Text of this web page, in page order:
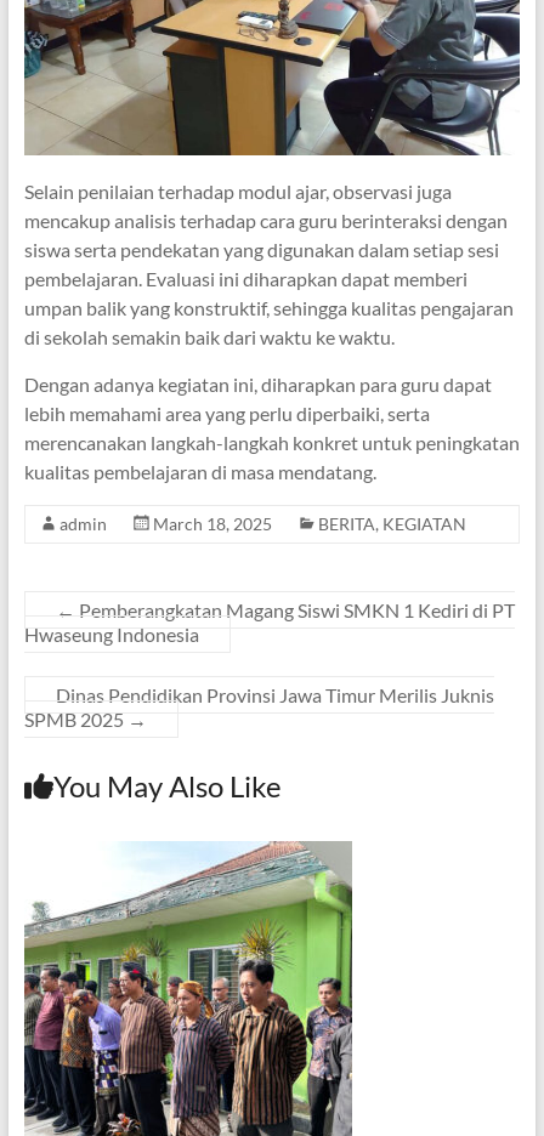
Selain penilaian terhadap modul ajar, observasi juga
mencakup analisis terhadap cara guru berinteraksi dengan
siswa serta pendekatan yang digunakan dalam setiap sesi
pembelajaran. Evaluasi ini diharapkan dapat memberi
umpan balik yang konstruktif, sehingga kualitas pengajaran
di sekolah semakin baik dari waktu ke waktu.
Dengan adanya kegiatan ini, diharapkan para guru dapat
lebih memahami area yang perlu diperbaiki, serta
merencanakan langkah-langkah konkret untuk peningkatan
kualitas pembelajaran di masa mendatang.
admin March 18, 2025 BERITA, KEGIATAN
← Pemberangkatan Magang Siswi SMKN 1 Kediri di PT
Hwaseung Indonesia
Dinas Pendidikan Provinsi Jawa Timur Merilis Juknis
SPMB 2025 →
You May Also Like